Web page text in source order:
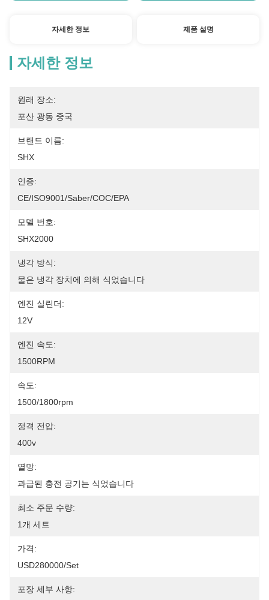
자세한 정보 제품 설명
자세한 정보
원래 장소:
포산 광동 중국
브랜드 이름:
SHX
인증:
CE/ISO9001/Saber/COC/EPA
모델 번호:
SHX2000
냉각 방식:
물은 냉각 장치에 의해 식었습니다
엔진 실린더:
12V
엔진 속도:
1500RPM
속도:
1500/1800rpm
정격 전압:
400v
열망:
과급된 충전 공기는 식었습니다
최소 주문 수량:
1개 세트
가격:
USD280000/set
포장 세부 사항: